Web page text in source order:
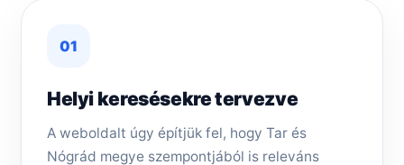
01
Helyi keresésekre tervezve
A weboldalt úgy építjük fel, hogy Tar és
Nógrád megye szempontjából is releváns